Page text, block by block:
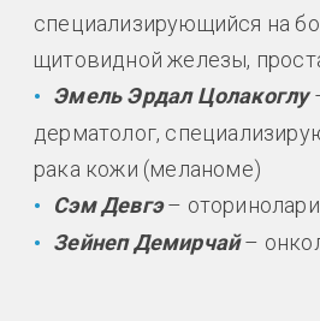
специализирующийся на
щитовидной железы,
Эмель Эрдал Цолакоглу
дерматолог,
рака кожи (меланоме)
Сэм Девгэ–
Зейнеп Демирчай–